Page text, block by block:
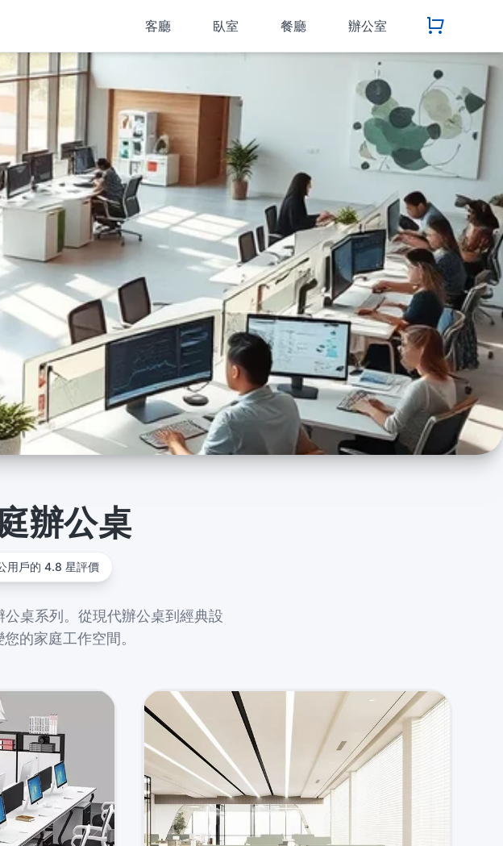
客廳 臥室 餐廳 辦公室
辦公桌
用戶的 4.8 星評價
桌系列。從現代辦公桌到經典設
的家庭工作空間。